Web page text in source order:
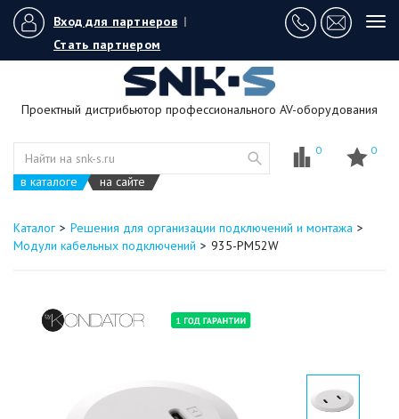
Вход для партнеров |
Стать партнером
Проектный дистрибьютор профессионального AV-оборудования
в каталоге на сайте
0 0
Каталог
Решения для организации подключений и монтажа
Модули кабельных подключений
935-PM52W